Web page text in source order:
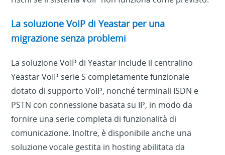
La soluzione VoIP di Yeastar per una
migrazione senza problemi
La soluzione VoIP di Yeastar include il centralino
Yeastar VoIP serie S completamente funzionale
dotato di supporto VoIP, nonché terminali ISDN e
PSTN con connessione basata su IP, in modo da
fornire una serie completa di funzionalità di
comunicazione. Inoltre, è disponibile anche una
soluzione vocale gestita in hosting abilitata da